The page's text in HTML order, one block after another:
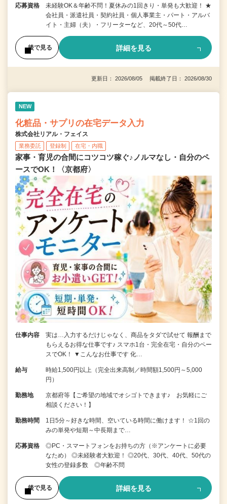
応募資格
未経験OK＆年齢不問！夏休みの1回きり・単発も大歓迎！ ★
会社員・派遣社員・契約社員・個人事業主・パート・アルバ
イト・主婦（夫）・フリーターなど、20代～50代…
後で見る 詳細を見る
更新日： 2026/08/05 掲載終了日： 2026/08/30
NEW
化粧品・サプリの在宅データ入力
株式会社リアル・フェイス
業務委託 登録制 在宅・内職
家事・育児の合間にコツコツ稼ぐ♪ノルマなし・自分のペ
ースでOK！〈京都府〉
仕事内容
実は…入力するだけじゃなく、商品をタダで試せて 報酬まで
もらえるお得な仕事です♪ スマホ1台・完全在宅・自分のペー
スでOK！ ▼こんなお仕事です 化…
給与
時給1,500円以上（完全出来高制／時間額1,500円～5,000
円）
勤務地
京都府等【ご希望の地域でオシゴトできます♪ お気軽にご
相談ください！】
勤務時間
1日5分～好きな時間、空いている時間に働けます！ ☆1回の
みの単発や短期～中長期まで…
応募資格
◎PC・スマートフォンをお持ちの方（※アンケートに必要
なため） ◎未経験者大歓迎！ ◎20代、30代、40代、50代の
女性の登録多数 ◎年齢不問
後で見る 詳細を見る